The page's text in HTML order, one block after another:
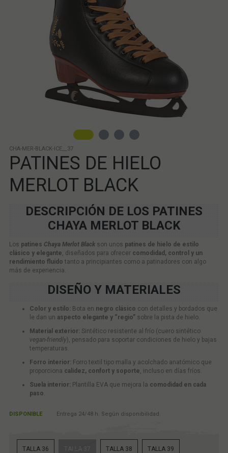
CHA-MER-BLACK-ICE__37
PATINES DE HIELO
MERLOT BLACK
DESCRIPCIÓN DE LOS PATINES
CHAYA MERLOT BLACK
Los patines Chaya Merlot Blackson unos patines de hielo de estilo
clásico y elegante , diseñados para ofrecer comodidad, control y un
rendimiento fluido tanto a principiantes como a patinadores con algo
más de experiencia.
DISEÑO Y MATERIALES
Color y estilo: Bota en negro clásico con detalles y bordados que
le dan un aspecto elegante y “regio”sobre la pista de hielo.
Material exterior: Sintético resistente al frío (cuero sintético
vegan-friendly), pensado para soportar condiciones de hielo y bajas
temperaturas.
Forro interior: Forro textil tipo malla y acolchado anatómico que
proporciona calidez, confort y soporte , incluso en días fríos.
Suela interior: Plantilla EVA que mejora la comodidad en cada
paso
DISPONIBLE Entrega 24/48 h. Según disponibilidad.
TALLA 36 TALLA 37 TALLA 38 TALLA 39